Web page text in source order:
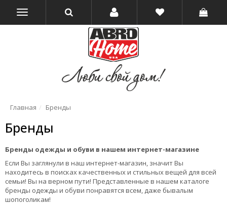
Главная Бренды
Бренды
Бренды одежды и обуви в нашем интернет-магазине
Если Вы заглянули в наш интернет-магазин, значит Вы
находитесь в поисках качественных и стильных вещей для всей
семьи! Вы на верном пути! Представленные в нашем каталоге
бренды одежды и обуви понравятся всем, даже бывалым
шопоголикам!